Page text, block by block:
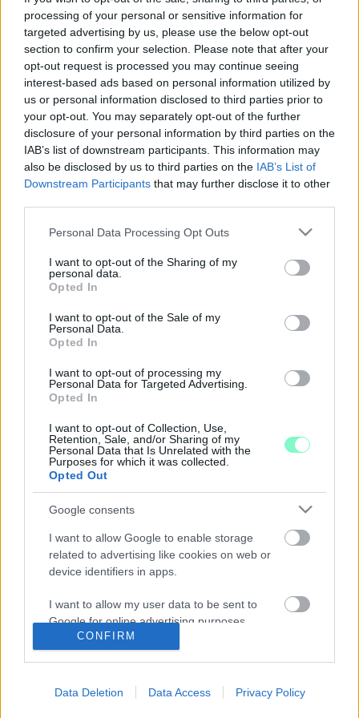
processing of your personal or sensitive information for
targeted advertising by us, please use the below opt-out
section to confirm your selection. Please note that after your
opt-out request is processed you may continue seeing
interest-based ads based on personal information utilized by
us or personal information disclosed to third parties prior to
your opt-out. You may separately opt-out of the further
disclosure of your personal information by third parties on the
IAB’s list of downstream participants. This information may
also be disclosed by us to third parties on the IAB’s List of
Downstream Participants that may further disclose it to other
Please note that this website/app uses one or more Google
not limited to your visit or usage behaviour. You may click to
grant or deny consent to Google and its third-party tags to
use your data for below specified purposes in below Google
consent section.
Personal Data Processing Opt Outs
I want to opt-out of the Sharing of my
personal data.
Opted In
I want to opt-out of the Sale of my
Personal Data.
Opted In
I want to opt-out of processing my
Personal Data for Targeted Advertising.
Opted In
I want to opt-out of Collection, Use,
Retention, Sale, and/or Sharing of my
Personal Data that Is Unrelated with the
Purposes for which it was collected.
Opted Out
Google consents
I want to allow Google to enable storage
related to advertising like cookies on web or
device identifiers in apps.
I want to allow my user data to be sent to
Google for online advertising purposes.
I want to allow Google to send me
CONFIRM
Data Deletion Data Access Privacy Policy
PROGRAMJAIBÓL? 1. RÉSZ
2026. július. 08. 15:19
A közművelődés nem önálló szakpolitikai fejezetként jelenik
meg a TISZA programjaiban, mégis több fontos területen
felbukkan: a kultúra, az önkormányzatiság, a civil társadalom, a
vidékfejlesztés és a helyi közösségi élet metszéspontjában.
TÖBB PÉNZ JUT IDÉN A KULTÚRÁRA A GYŐRI
KÖLTSÉGVETÉSBEN
2026. március. 11. 16:24
Pintér Bence szerint a 2026-os büdzsé jelentős többletforrást
biztosít a város kulturális intézményeinek és programjainak.
VÁR OKTÓBER ELSŐ NAPJAIBAN A RÓMER
2025. szeptember. 30. 12:17
Mutatjuk a többi programot is!
UTCÁRA SZABADUL A MŰVÉSZET
SZOMBATHELYEN!
2025. július. 10. 14:53
AUGUSZTUSI IDŐUTAZÁSRA HÍV A SAVARIA
TÖRTÉNELMI KARNEVÁL
2025. június. 23. 14:05
Különleges helyet foglal el a magyar fesztiválkultúrában és a
szombathelyiek szívében is a Savaria Történelmi Karnevál,
amely idén XXIV. alkalommal várja az érdeklődőket.
HATODIK ALKALOMMAL IS ÉREZD
SZOMBATHELYT!
2025. május. 15. 18:00
Május 23. és szeptember 20. között 39 helyszínen több, mint
110 program vár!
SZOMBATHELYI WEÖRES SÁNDOR SZÍNHÁZ
TEVÉKENYSÉGI KÖRE
2025. február. 20. 09:44
Egy kormányzati finanszírozási változás miatt több mint 100
támogatását.